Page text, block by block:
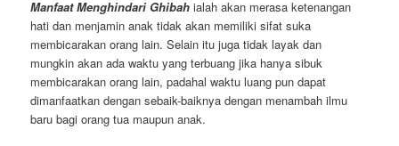
Manfaat Menghindari Ghibah ialah akan merasa ketenangan
hati dan menjamin anak tidak akan memiliki sifat suka
membicarakan orang lain. Selain itu juga tidak layak dan
mungkin akan ada waktu yang terbuang jika hanya sibuk
membicarakan orang lain, padahal waktu luang pun dapat
dimanfaatkan dengan sebaik-baiknya dengan menambah ilmu
baru bagi orang tua maupun anak.